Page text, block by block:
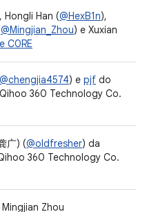
, Hongli Han (@HexB1n),
@Mingjian_Zhou) e Xuxian
C0RE
@chengjia4574) e pjf do
360 Technology Co.
广) (@oldfresher) da
360 Technology Co.
Mingjian Zhou